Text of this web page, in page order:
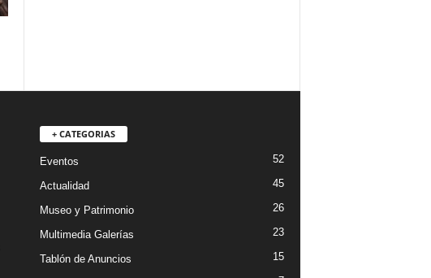
+ CATEGORIAS
Eventos 52
Actualidad 45
Museo y Patrimonio 26
Multimedia Galerías 23
Tablón de Anuncios 15